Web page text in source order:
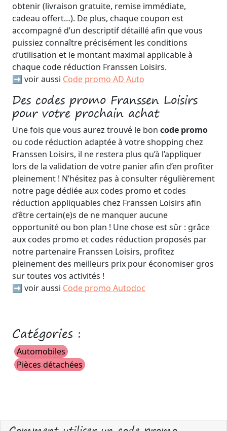
obtenir (livraison gratuite, remise immédiate,
cadeau offert…). De plus, chaque coupon est
accompagné d’un descriptif détaillé afin que vous
puissiez connaître précisément les conditions
d’utilisation et le montant maximal applicable à
chaque code réduction Franssen Loisirs.
➡️ voir aussi Code promo AD Auto
Des codes promo Franssen Loisirs
pour votre prochain achat
Une fois que vous aurez trouvé le bon code promo
ou code réduction adaptée à votre shopping chez
Franssen Loisirs, il ne restera plus qu’à l’appliquer
lors de la validation de votre panier afin d’en profiter
pleinement ! N’hésitez pas à consulter régulièrement
notre page dédiée aux codes promo et codes
réduction appliquables chez Franssen Loisirs afin
d’être certain(e)s de ne manquer aucune
opportunité ou bon plan ! Une chose est sûr : grâce
aux codes promo et codes réduction proposés par
notre partenaire Franssen Loisirs, profitez
pleinement des meilleurs prix pour économiser gros
sur toutes vos activités !
➡️ voir aussi Code promo Autodoc
Catégories :
Automobiles
Pièces détachées